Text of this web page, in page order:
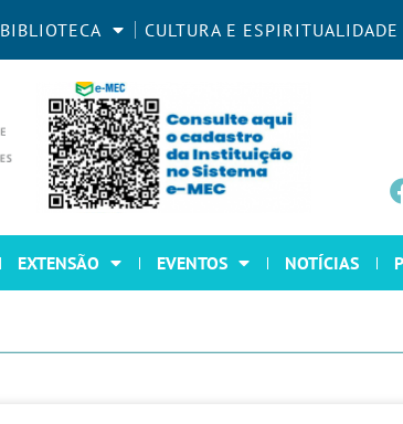
BIBLIOTECA CULTURA E ESPIRITUALIDADE
EXTENSÃO EVENTOS NOTÍCIAS